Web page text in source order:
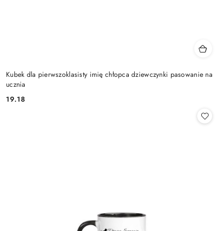
Kubek dla pierwszoklasisty imię chłopca dziewczynki pasowanie na
ucznia
Cena:
19.18